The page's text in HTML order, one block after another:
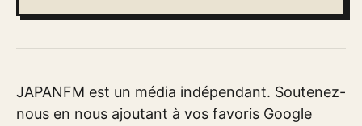
JAPANFM est un média indépendant. Soutenez-
nous en nous ajoutant à vos favoris Google